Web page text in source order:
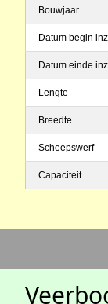
Bouwjaar
Datum begin
Datum einde
Lengte
Breedte
Scheepswerf
Capaciteit